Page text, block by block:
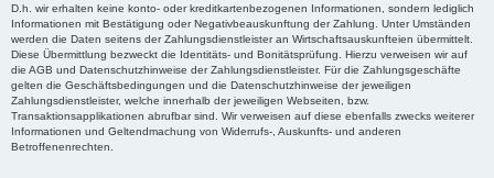
D.h. wir erhalten keine konto- oder kreditkartenbezogenen Informationen, sondern lediglich
Informationen mit Bestätigung oder Negativbeauskunftung der Zahlung. Unter Umständen
werden die Daten seitens der Zahlungsdienstleister an Wirtschaftsauskunfteien übermittelt.
Diese Übermittlung bezweckt die Identitäts- und Bonitätsprüfung. Hierzu verweisen wir auf
die AGB und Datenschutzhinweise der Zahlungsdienstleister. Für die Zahlungsgeschäfte
gelten die Geschäftsbedingungen und die Datenschutzhinweise der jeweiligen
Zahlungsdienstleister, welche innerhalb der jeweiligen Webseiten, bzw.
Transaktionsapplikationen abrufbar sind. Wir verweisen auf diese ebenfalls zwecks weiterer
Informationen und Geltendmachung von Widerrufs-, Auskunfts- und anderen
Betroffenenrechten.